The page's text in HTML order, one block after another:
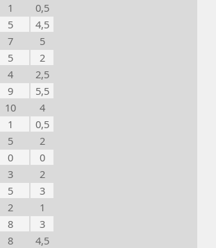
1
0,5
5
4,5
7
5
5
2
4
2,5
9
5,5
10
4
1
0,5
5
2
0
0
3
2
5
3
2
1
8
3
8
4,5